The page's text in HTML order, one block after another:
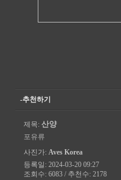
-추천하기
제목: 산양
포유류
사진가: Aves Korea
등록일: 2024-03-20 09:27
조회수: 6083 / 추천수: 2178